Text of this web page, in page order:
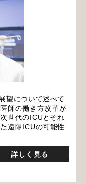
望について述べて
師の働き方改革が
世代のICUとそれ
遠隔ICUの可能性
詳しく見る